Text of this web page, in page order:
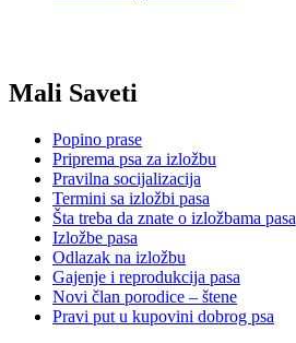
Mali Saveti
Popino prase
Priprema psa za izložbu
Pravilna socijalizacija
Termini sa izložbi pasa
Šta treba da znate o izložbama pasa
Izložbe pasa
Odlazak na izložbu
Gajenje i reprodukcija pasa
Novi član porodice – štene
Pravi put u kupovini dobrog psa